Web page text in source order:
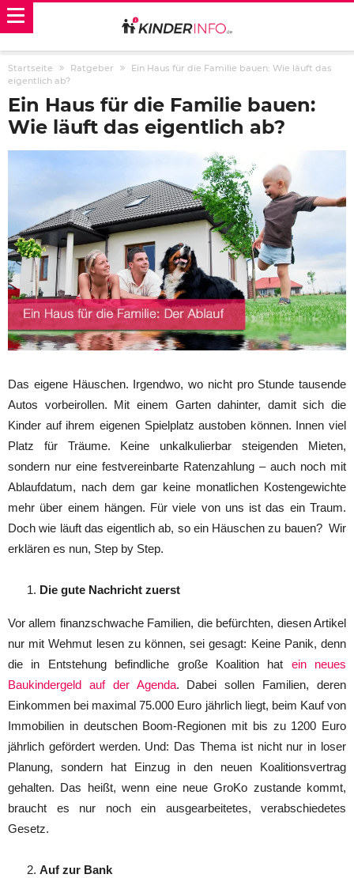
Startseite Ratgeber
Ein Haus für die Familie bauen: Wie läuft das
eigentlich ab?
Ein Haus für die Familie bauen:
Wie läuft das eigentlich ab?
Das eigene Häuschen. Irgendwo, wo nicht pro Stunde tausende
Autos vorbeirollen. Mit einem Garten dahinter, damit sich die
Kinder auf ihrem eigenen Spielplatz austoben können. Innen viel
Platz für Träume. Keine unkalkulierbar steigenden Mieten,
sondern nur eine festvereinbarte Ratenzahlung – auch noch mit
Ablaufdatum, nach dem gar keine monatlichen Kostengewichte
mehr über einem hängen. Für viele von uns ist das ein Traum.
Doch wie läuft das eigentlich ab, so ein Häuschen zu bauen? Wir
erklären es nun, Step by Step.
Die gute Nachricht zuerst
Vor allem finanzschwache Familien, die befürchten, diesen Artikel
nur mit Wehmut lesen zu können, sei gesagt: Keine Panik, denn
die in Entstehung befindliche große Koalition hat ein neues
Baukindergeld auf der Agenda. Dabei sollen Familien, deren
Einkommen bei maximal 75.000 Euro jährlich liegt, beim Kauf von
Immobilien in deutschen Boom-Regionen mit bis zu 1200 Euro
jährlich gefördert werden. Und: Das Thema ist nicht nur in loser
Planung, sondern hat Einzug in den neuen Koalitionsvertrag
gehalten. Das heißt, wenn eine neue GroKo zustande kommt,
braucht es nur noch ein ausgearbeitetes, verabschiedetes
Gesetz.
Auf zur Bank